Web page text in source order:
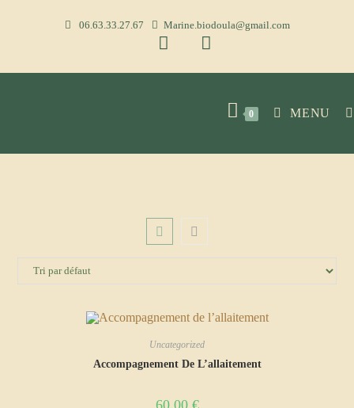
06.63.33.27.67 Marine.biodoula@gmail.com
0 MENU
Uncategorized
Accompagnement De L’allaitement